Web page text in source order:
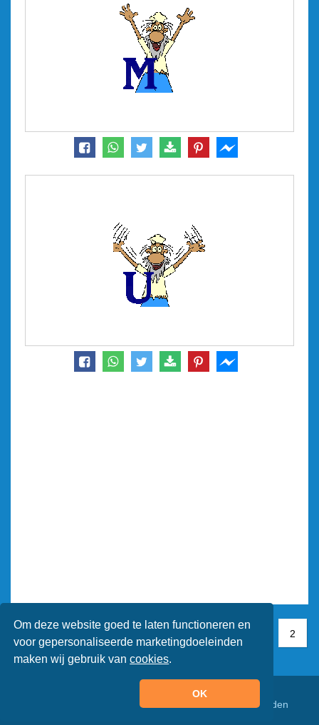
Om deze website goed te laten functioneren en
voor gepersonaliseerde marketingdoeleinden
maken wij gebruik vancookies.
OK
2
© Animaatjes.nl - 2005/2026 - Alle rechten voorbehouden